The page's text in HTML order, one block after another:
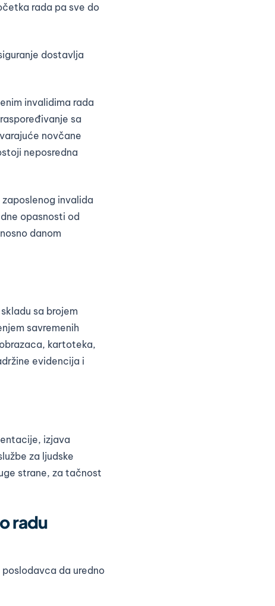
rada pa sve do
dostavlja
invalidima rada
sa
novčane
neposredna
invalida
opasnosti od
danom
sa brojem
savremenih
kartoteka,
evidencija i
izjava
za ljudske
strane, za tačnost
radu
da uredno